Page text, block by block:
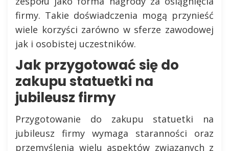
firmy. Takie doświadczenia mogą przynieść
wiele korzyści zarówno w sferze zawodowej
jak i osobistej uczestników.
Jak przygotować się do
zakupu statuetki na
jubileusz firmy
Przygotowanie do zakupu statuetki na
jubileusz firmy wymaga staranności oraz
przemyślenia wielu aspektów związanych z